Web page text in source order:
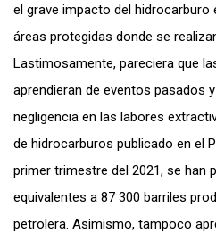
el grave impacto del hidrocarburo
áreas protegidas donde se
Lastimosamente, pareciera que
aprendieran de eventos pasados
negligencia en las labores
de hidrocarburos publicado en el
primer trimestre del 2021, se han
equivalentes a 87 300 barriles
petrolera. Asimismo, tampoco